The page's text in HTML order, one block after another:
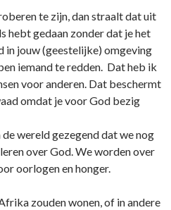
te zijn, dan straalt dat uit
hebt gedaan zonder dat je het
in jouw (geestelijke) omgeving
iemand te redden. Dat heb ik
voor anderen. Dat beschermt
omdat je voor God bezig
wereld gezegend dat we nog
over God. We worden over
oorlogen en honger.
zouden wonen, of in andere